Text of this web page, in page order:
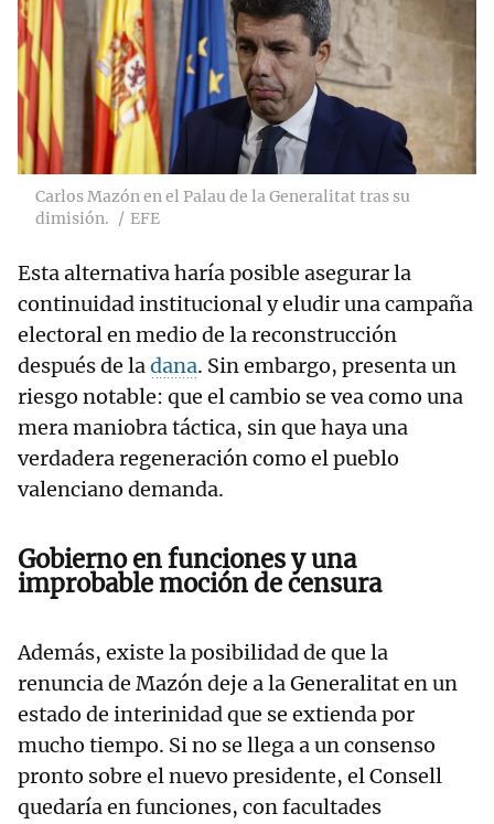
Carlos Mazón en el Palau de la Generalitat tras su
dimisión.
EFE
Esta alternativa haría posible asegurar la
continuidad institucional y eludir una campaña
electoral en medio de la reconstrucción
después de ladana. Sin embargo, presenta un
riesgo notable: que el cambio se vea como una
mera maniobra táctica, sin que haya una
verdadera regeneración como el pueblo
valenciano demanda.
Gobierno en funciones y una
improbable moción de censura
Además, existe la posibilidad de que la
renuncia de Mazón deje a la Generalitat en un
estado de interinidad que se extienda por
mucho tiempo. Si no se llega a un consenso
pronto sobre el nuevo presidente, el Consell
quedaría en funciones, con facultades